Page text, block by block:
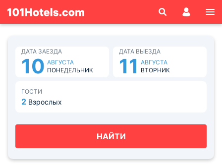
ДАТА ЗАЕЗДА
10 АВГУСТА
ПОНЕДЕЛЬНИК
ДАТА ВЫЕЗДА
11 АВГУСТА
ВТОРНИК
ГОСТИ
2 Взрослых
НАЙТИ